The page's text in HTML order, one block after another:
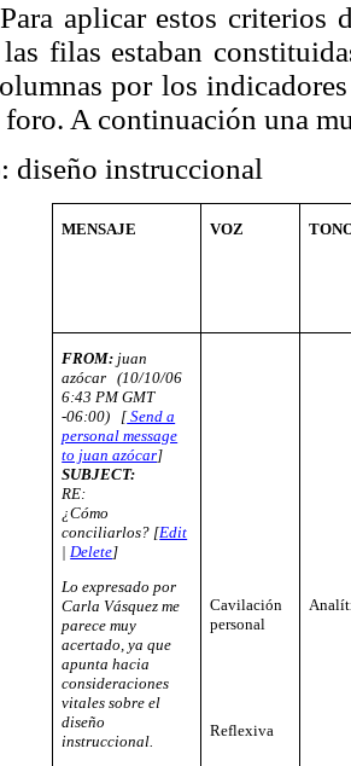
Para aplicar estos criterios
filas estaban
por los
foro. A continuación una
diseño instruccional
MENSAJE VOZ
FROM: juan
azócar (10/10/06
6:43 PM GMT
-06:00) [Send a
personal message
to juan azócar]
SUBJECT:
RE:
¿Cómo
conciliarlos? [Edit
| Delete]
Lo expresado por
Carla Vásquez me
parece muy
acertado, ya que
apunta hacia
consideraciones
vitales sobre el
diseño
instruccional.
Cavilación
personal
Reflexiva